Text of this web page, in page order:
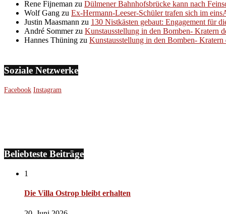
Rene Fijneman zu Dülmener Bahnhofsbrücke kann nach
Wolf Gang zu Ex-Hermann-Leeser-Schüler trafen sich im
Justin Maasmann zu 130 Nistkästen gebaut: Engagement für
André Sommerzu Kunstausstellung in den Bomben- Kratern
Hannes Thüning zu Kunstausstellung in den Bomben-
Soziale Netzwerke
Facebook Instagram
Beliebteste Beiträge
1
Die Villa Ostrop bleibt erhalten